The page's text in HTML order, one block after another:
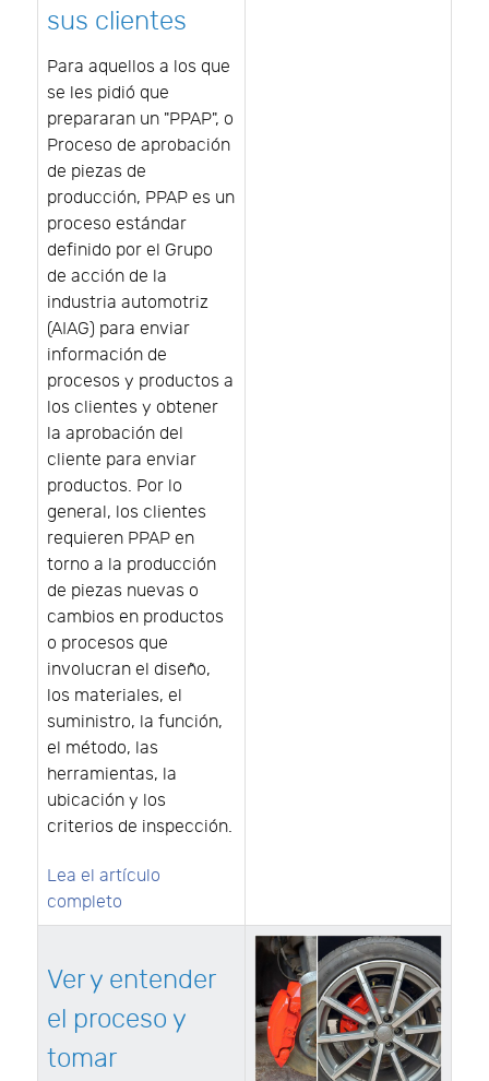
sus clientes
Para aquellos a los que
se les pidió que
prepararan un "PPAP", o
Proceso de aprobación
de piezas de
producción, PPAP es un
proceso estándar
definido por el Grupo
de acción de la
industria automotriz
(AIAG) para enviar
información de
procesos y productos a
los clientes y obtener
la aprobación del
cliente para enviar
productos. Por lo
general, los clientes
requieren PPAP en
torno a la producción
de piezas nuevas o
cambios en productos
o procesos que
involucran el diseño,
los materiales, el
suministro, la función,
el método, las
herramientas, la
ubicación y los
criterios de inspección.
Lea el artículo
completo
Ver y entender
el proceso y
tomar